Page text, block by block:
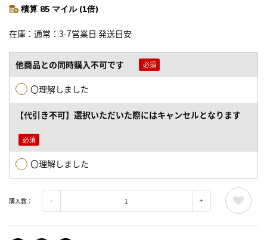
積算 85 マイル (1倍)
在庫 通常：3-7営業日 発送目安
他商品との同時購入不可です
〇理解しました
【代引き不可】選択いただいた際にはキャンセルとなります
〇理解しました
購入数：